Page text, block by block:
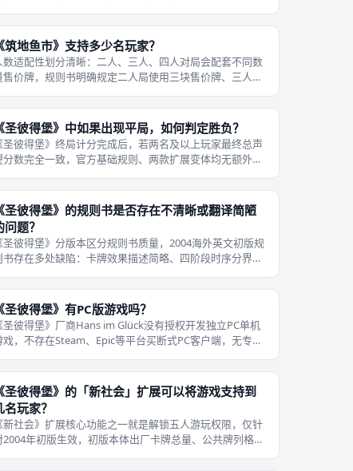
能快速上手。年龄划分依据清晰：八周岁以上儿童可独立
看懂点券面值、货品计分规则，完成
《筑地鱼市》支持多少名玩家？
数适配性划分清晰：二人、三人、四人对局会配套不同数
售价牌，规则书明确规定二人局使用三块售价牌、三人局
人数下的博弈强度，避免多人货量不足、二人竞争偏弱的
问题。《筑地鱼市》官方基础盒标准
《圣彼得堡》中如果出现平局，如何判定胜负？
圣彼得堡》终局计分完成后，若两名及以上玩家最终总声
分数完全一致，官方基础规则、两款扩展变体均无额外胜
数量等tiebreaker决胜规则，直接判定所有同分玩家并列
第一名，没有单独唯一赢
《圣彼得堡》的规则书是否存在不清晰或翻译简陋
问题？
圣彼得堡》分版本区分规则书质量，2004海外英文初版规
书存在多处缺陷：卡牌效果描述简略、四阶段时序分界模
，大量玩家对局时出现规则争议，民间需要自行整理FAQ
弥补文本漏洞，翻译层面无中文
《圣彼得堡》有PC版游戏吗？
圣彼得堡》厂商Hans im Glück没有授权开发独立PC单机
戏，不存在Steam、Epic等平台买断式PC客户端，无专属
浏览器访问Board Game Arena（BGA）网页平
《圣彼得堡》的「新社会」扩展可以将游戏支持到
名玩家？
新社会》扩展核心功能之一就是解锁五人游玩权限，仅针
2004年初版生效，初版本体出厂卡牌总量、公共牌列格子